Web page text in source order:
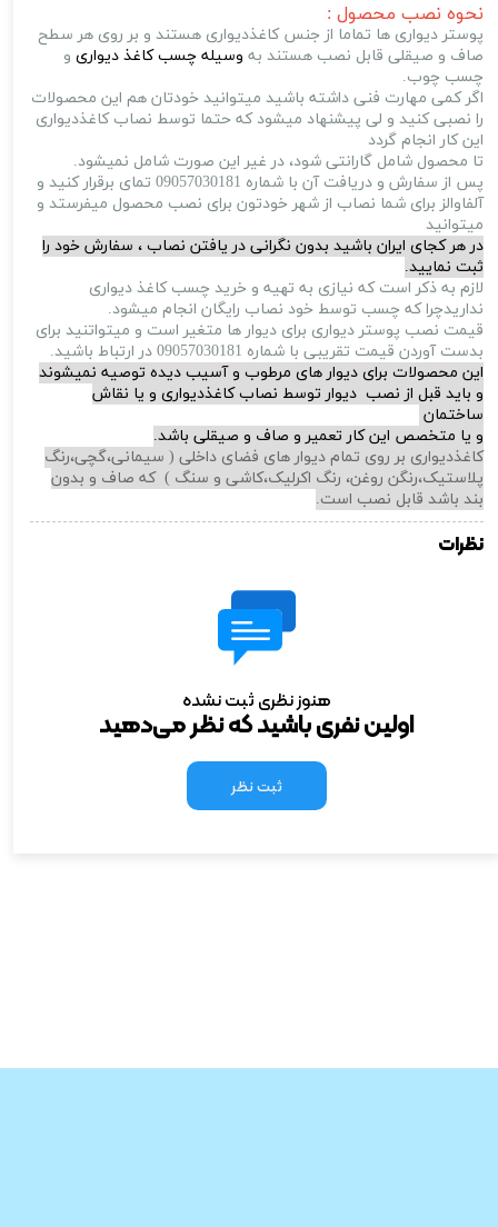
نحوه نصب محصول :
پوستر دیواری ها تماما از جنس کاغذدیواری هستند و بر روی هر سطح
صاف و صیقلی قابل نصب هستند به وسیله چسب کاغذ دیواری و
چسب چوب.
اگر کمی مهارت فنی داشته باشید میتوانید خودتان هم این محصولات
را نصبی کنید و لی پیشنهاد میشود که حتما توسط نصاب کاغذدیواری
این کار انجام گردد
تا محصول شامل گارانتی شود، در غیر این صورت شامل نمیشود.
پس از سفارش و دریافت آن با شماره 09057030181 تمای برقرار کنید و
آلفاوالز برای شما نصاب از شهر خودتون برای نصب محصول میفرستد و
میتوانید
در هر کجای ایران باشید بدون نگرانی در یافتن نصاب ، سفارش خود را
ثبت نمایید.
لازم به ذکر است که نیازی به تهیه و خرید چسب کاغذ دیواری
نداریدچرا که چسب توسط خود نصاب رایگان انجام میشود.
قیمت نصب پوستر دیواری برای دیوار ها متغیر است و میتواتنید برای
بدست آوردن قیمت تقریبی با شماره 09057030181 در ارتباط باشید.
این محصولات برای دیوار های مرطوب و آسیب دیده توصیه نمیشوند
و باید قبل از نصب دیوار توسط نصاب کاغذدیواری و یا نقاش
ساختمان
و یا متخصص این کار تعمیر و صاف و صیقلی باشد.
کاغذدیواری بر روی تمام دیوار های فضای داخلی ( سیمانی،گچی،رنگ
پلاستیک،رنگن روغن، رنگ اکرلیک،کاشی و سنگ ) که صاف و بدون
بند باشد قابل نصب است.
نظرات
هنوز نظری ثبت نشده
اولین نفری باشید که نظر می‌دهید
ثبت نظر